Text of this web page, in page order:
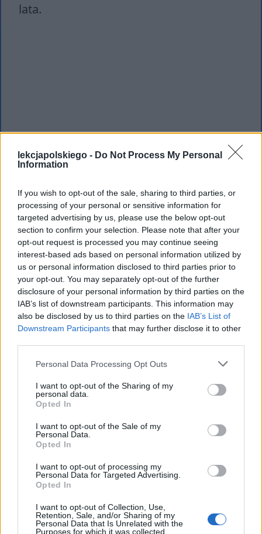
lekcjapolskiego - Do Not Process My Personal
Information
If you wish to opt-out of the sale, sharing to third parties, or
processing of your personal or sensitive information for
targeted advertising by us, please use the below opt-out
section to confirm your selection. Please note that after your
opt-out request is processed you may continue seeing
interest-based ads based on personal information utilized by
us or personal information disclosed to third parties prior to
your opt-out. You may separately opt-out of the further
disclosure of your personal information by third parties on the
IAB’s list of downstream participants. This information may
also be disclosed by us to third parties on the IAB’s List of
Downstream Participants that may further disclose it to other
Personal Data Processing Opt Outs
I want to opt-out of the Sharing of my
personal data.
Opted In
I want to opt-out of the Sale of my
Personal Data.
Opted In
I want to opt-out of processing my
Personal Data for Targeted Advertising.
Opted In
I want to opt-out of Collection, Use,
Retention, Sale, and/or Sharing of my
Personal Data that Is Unrelated with the
Purposes for which it was collected.
lata.
By nie utracić chemii w związku, należy
słuchać rozsądku. Pozwala to na
dzięki czemu nie zatraca się w relacji. Nie
osoby, a wręcz pokazuje
zdroworozsądkowe podejście do tematu.
Taka miłość ma większe szanse na
powodzenie, ponieważ od początku jest
przygotowana na możliwe trudności.
Tadeusz i Zosia z „Pana Tadeusza” Adama
zapominają przy tym o innych. Adaptują